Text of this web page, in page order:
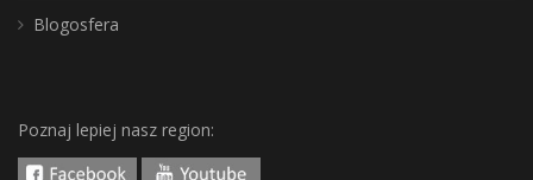
Blogosfera
Poznaj lepiej nasz region: